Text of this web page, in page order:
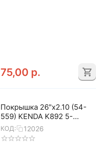
75,00 р.
Покрышка 26"x2.10 (54-
559) KENDA K892 5-
524788
КОД: 12026